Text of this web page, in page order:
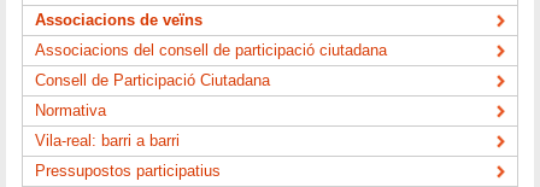
Associacions de veïns
Associacions del consell de participació ciutadana
Consell de Participació Ciutadana
Normativa
Vila-real: barri a barri
Pressupostos participatius